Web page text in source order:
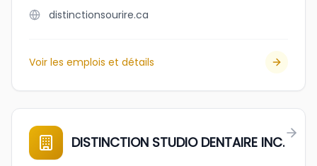
distinctionsourire.ca
Voir les emplois et détails
DISTINCTION STUDIO DENTAIRE INC.